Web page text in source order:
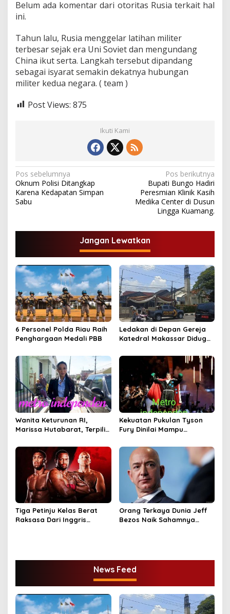
Belum ada komentar dari otoritas Rusia terkait hal
ini.
Tahun lalu, Rusia menggelar latihan militer
terbesar sejak era Uni Soviet dan mengundang
China ikut serta. Langkah tersebut dipandang
sebagai isyarat semakin dekatnya hubungan
militer kedua negara. ( team )
Post Views: 875
Ikuti Kami
N
a
v
g
s
i
p
o
s
Pos sebelumnya
Oknum Polisi Ditangkap
Karena Kedapatan Simpan
Sabu
Pos berikutnya
Bupati Bungo Hadiri
Peresmian Klinik Kasih
Medika Center di Dusun
Lingga Kuamang.
Jangan Lewatkan
6 Personel Polda Riau Raih
Penghargaan Medali PBB
Ledakan di Depan Gereja
Katedral Makassar Diduga
Wanita Keturunan RI,
Marissa Hutabarat, Terpilih
AS
Kekuatan Pukulan Tyson
Fury Dinilai Mampu
Anthony Joshua
Tiga Petinju Kelas Berat
Raksasa Dari Inggris
Orang Terkaya Dunia Jeff
Bezos Naik Sahamnya
News Feed